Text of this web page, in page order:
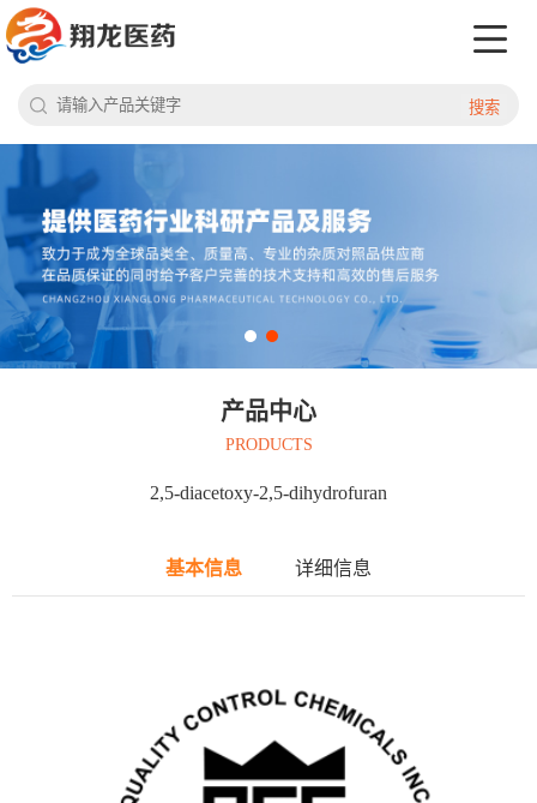
搜索
产品中心
PRODUCTS
2,5-diacetoxy-2,5-dihydrofuran
基本信息 详细信息